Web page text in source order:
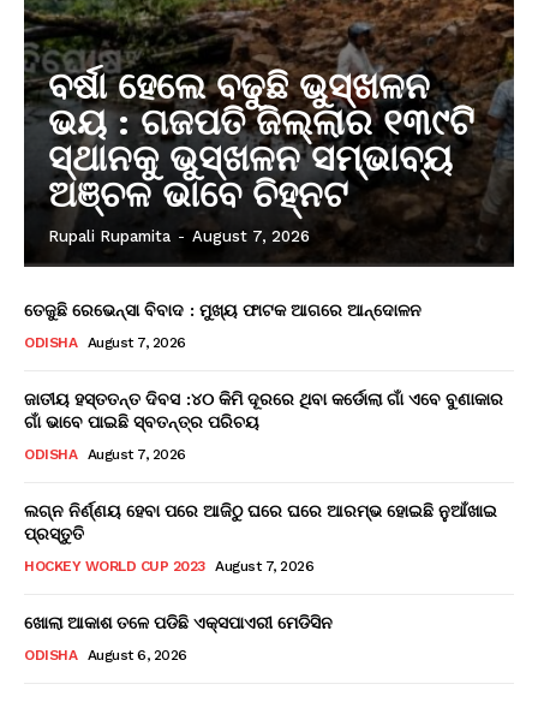
ବର୍ଷା ହେଲେ ବଢୁଛି ଭୁସ୍ଖଳନ
ଭୟ : ଗଜପତି ଜିଲ୍ଲାର ୧୩୯ଟି
ସ୍ଥାନକୁ ଭୁସ୍ଖଳନ ସମ୍ଭାବ୍ୟ
ଅଞ୍ଚଳ ଭାବେ ଚିହ୍ନଟ
Rupali Rupamita - August 7, 2026
ତେଜୁଛି ରେଭେନ୍ସା ବିବାଦ : ମୁଖ୍ୟ ଫାଟକ ଆଗରେ ଆନ୍ଦୋଳନ
ODISHA August 7, 2026
ଜାତୀୟ ହସ୍ତତନ୍ତ ଦିବସ :୪୦ କିମି ଦୂରରେ ଥିବା କର୍ଡୋଲା ଗାଁ ଏବେ ବୁଣାକାର
ଗାଁ ଭାବେ ପାଇଛି ସ୍ବତନ୍ତ୍ର ପରିଚୟ
ODISHA August 7, 2026
ଲଗ୍ନ ନିର୍ଣ୍ଣୟ ହେବା ପରେ ଆଜିଠୁ ଘରେ ଘରେ ଆରମ୍ଭ ହୋଇଛି ନୁଆଁଖାଇ
ପ୍ରସ୍ତୁତି
HOCKEY WORLD CUP 2023 August 7, 2026
ଖୋଲା ଆକାଶ ତଳେ ପଡିଛି ଏକ୍ସପାଏରୀ ମେଡିସିନ
ODISHA August 6, 2026